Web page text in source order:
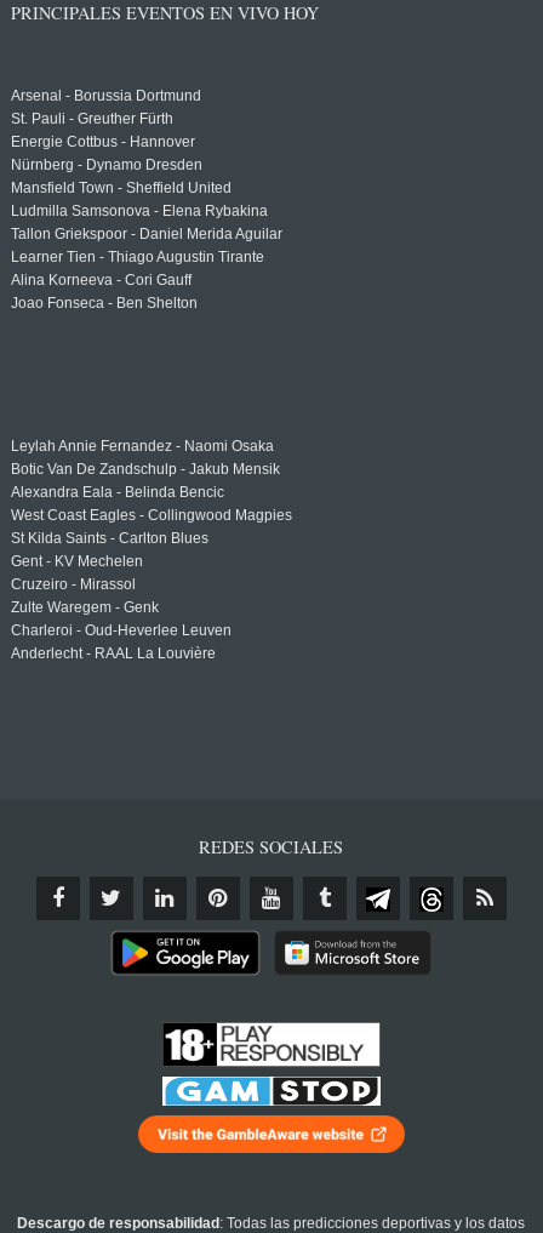
PRINCIPALES EVENTOS EN VIVO HOY
Arsenal - Borussia Dortmund
St. Pauli - Greuther Fürth
Energie Cottbus - Hannover
Nürnberg - Dynamo Dresden
Mansfield Town - Sheffield United
Ludmilla Samsonova - Elena Rybakina
Tallon Griekspoor - Daniel Merida Aguilar
Learner Tien - Thiago Augustin Tirante
Alina Korneeva - Cori Gauff
Joao Fonseca - Ben Shelton
Leylah Annie Fernandez - Naomi Osaka
Botic Van De Zandschulp - Jakub Mensik
Alexandra Eala - Belinda Bencic
West Coast Eagles - Collingwood Magpies
St Kilda Saints - Carlton Blues
Gent - KV Mechelen
Cruzeiro - Mirassol
Zulte Waregem - Genk
Charleroi - Oud-Heverlee Leuven
Anderlecht - RAAL La Louvière
REDES SOCIALES
Descargo de responsabilidad : Todas las predicciones deportivas y los datos